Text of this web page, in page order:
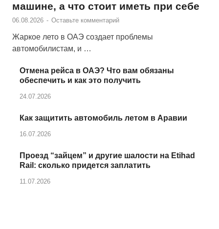
машине, а что стоит иметь при себе
06.08.2026 - Оставьте комментарий
Жаркое лето в ОАЭ создает проблемы
автомобилистам, и …
Отмена рейса в ОАЭ? Что вам обязаны
обеспечить и как это получить
24.07.2026
Как защитить автомобиль летом в Аравии
16.07.2026
Проезд “зайцем” и другие шалости на Etihad
Rail: сколько придется заплатить
11.07.2026